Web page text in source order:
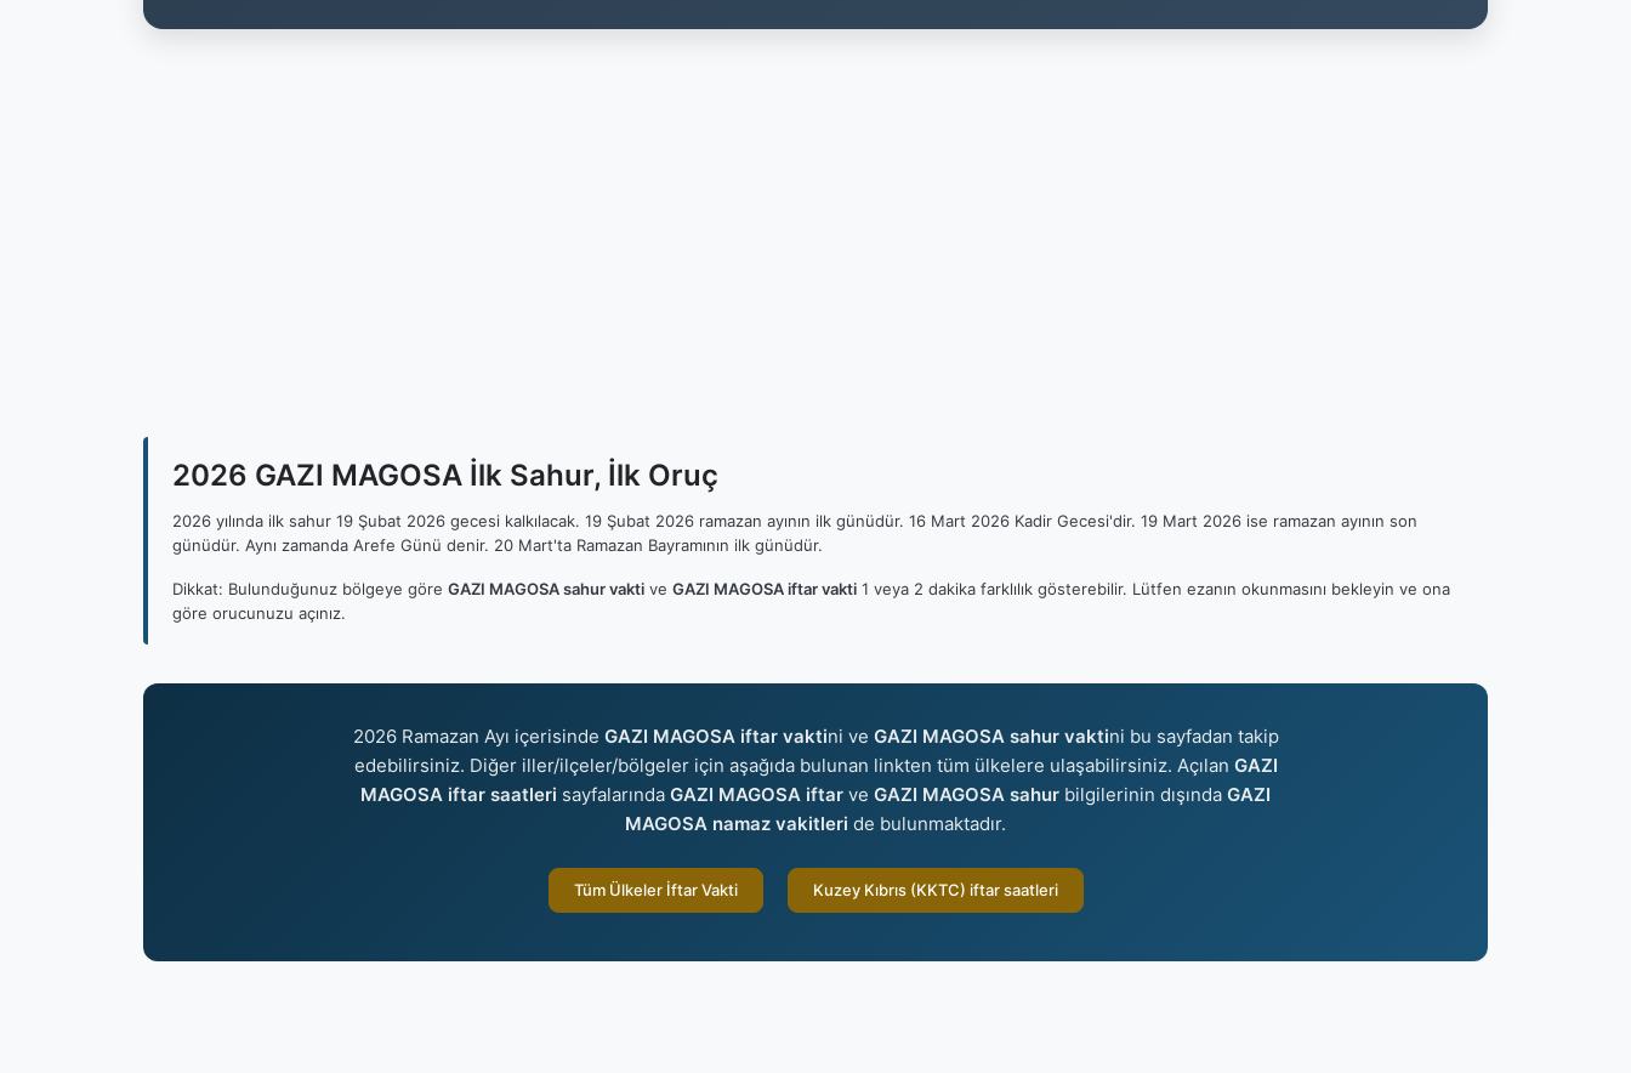
2026 GAZI MAGOSA İlk Sahur, İlk Oruç
2026 yılında ilk sahur 19 Şubat 2026 gecesi kalkılacak. 19 Şubat 2026 ramazan ayının ilk günüdür. 16 Mart 2026 Kadir Gecesi'dir. 19 Mart 2026 ise ramazan ayının son
günüdür. Aynı zamanda Arefe Günü denir. 20 Mart'ta Ramazan Bayramının ilk günüdür.
Dikkat: Bulunduğunuz bölgeye göre GAZI MAGOSA sahur vakti ve GAZI MAGOSA iftar vakti 1 veya 2 dakika farklılık gösterebilir. Lütfen ezanın okunmasını bekleyin ve ona
göre orucunuzu açınız.
2026 Ramazan Ayı içerisinde GAZI MAGOSA iftar vaktini ve GAZI MAGOSA sahur vaktini bu sayfadan takip
edebilirsiniz. Diğer iller/ilçeler/bölgeler için aşağıda bulunan linkten tüm ülkelere ulaşabilirsiniz. Açılan GAZI
MAGOSA iftar saatleri sayfalarında GAZI MAGOSA iftar ve GAZI MAGOSA sahur bilgilerinin dışında GAZI
MAGOSA namaz vakitleri de bulunmaktadır.
Tüm Ülkeler İftar Vakti Kuzey Kıbrıs (KKTC) iftar saatleri